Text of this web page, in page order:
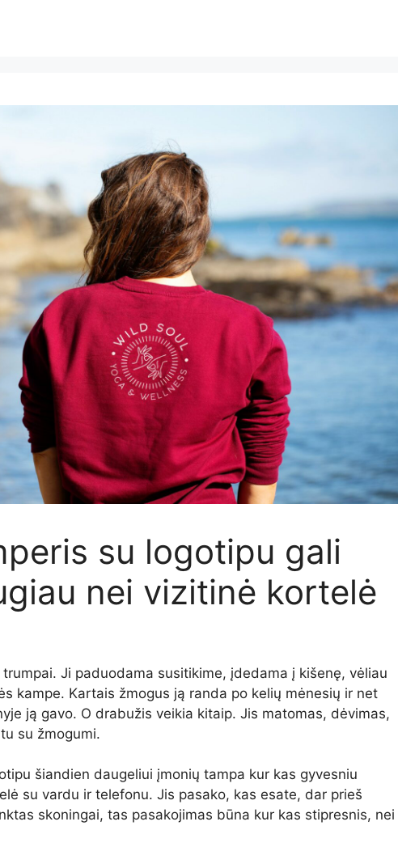
su logotipu gali
nei vizitinė kortelė
Ji paduodama susitikime, įdedama į kišenę, vėliau
kampe. Kartais žmogus ją randa po kelių mėnesių ir net
ją gavo. O drabužis veikia kitaip. Jis matomas, dėvimas,
su žmogumi.
šiandien daugeliui įmonių tampa kur kas gyvesniu
su vardu ir telefonu. Jis pasako, kas esate, dar prieš
skoningai, tas pasakojimas būna kur kas stipresnis, nei